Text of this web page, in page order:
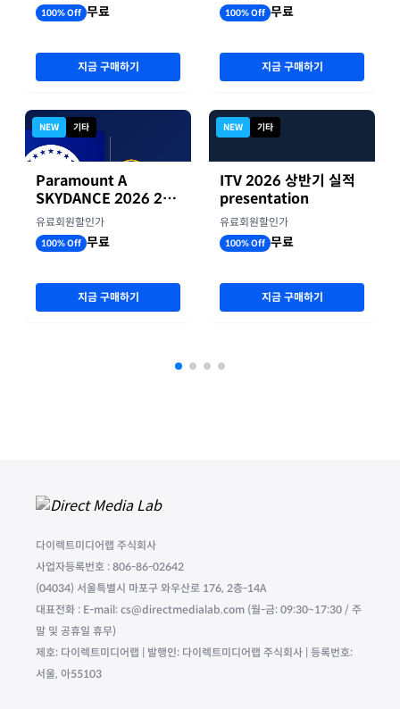
100% Off 무료
지금 구매하기
NEW 기타
Paramount A
SKYDANCE 2026 2분
기 실적
유료회원할인가
100% Off 무료
지금 구매하기
100% Off 무료
지금 구매하기
NEW 기타
ITV 2026 상반기 실적
presentation
유료회원할인가
100% Off 무료
지금 구매하기
다이렉트미디어랩 주식회사
사업자등록번호 : 806-86-02642
(04034) 서울특별시 마포구 와우산로 176, 2층-14A
대표전화 : E-mail: cs@directmedialab.com (월-금: 09:30~17:30 / 주
말 및 공휴일 휴무)
제호: 다이렉트미디어랩 | 발행인: 다이렉트미디어랩 주식회사 | 등록번호:
서울, 아55103